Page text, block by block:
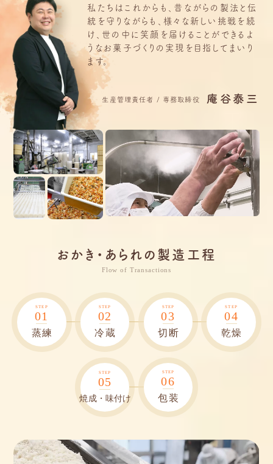
私たちはこれからも、昔ながらの製法と伝
統を守りながらも、様々な新しい挑戦を続
け、世の中に笑顔を届けることができるよ
うなお菓子づくりの実現を目指してまいり
ます。
生産管理責任者 / 専務取締役 庵谷泰三
おかき・あられの製造工程
Flow of Transactions
STEP
01
蒸練
STEP
02
冷蔵
STEP
03
切断
STEP
04
乾燥
STEP
05
焼成・味付け
STEP
06
包装